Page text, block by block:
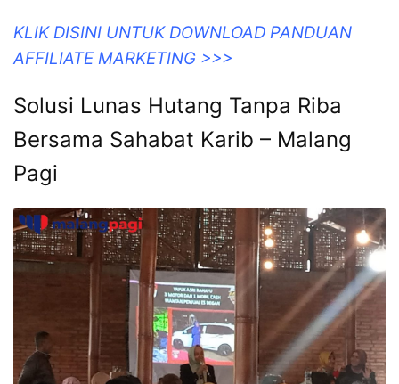
KLIK DISINI UNTUK DOWNLOAD PANDUAN
AFFILIATE MARKETING >>>
Solusi Lunas Hutang Tanpa Riba
Bersama Sahabat Karib – Malang
Pagi